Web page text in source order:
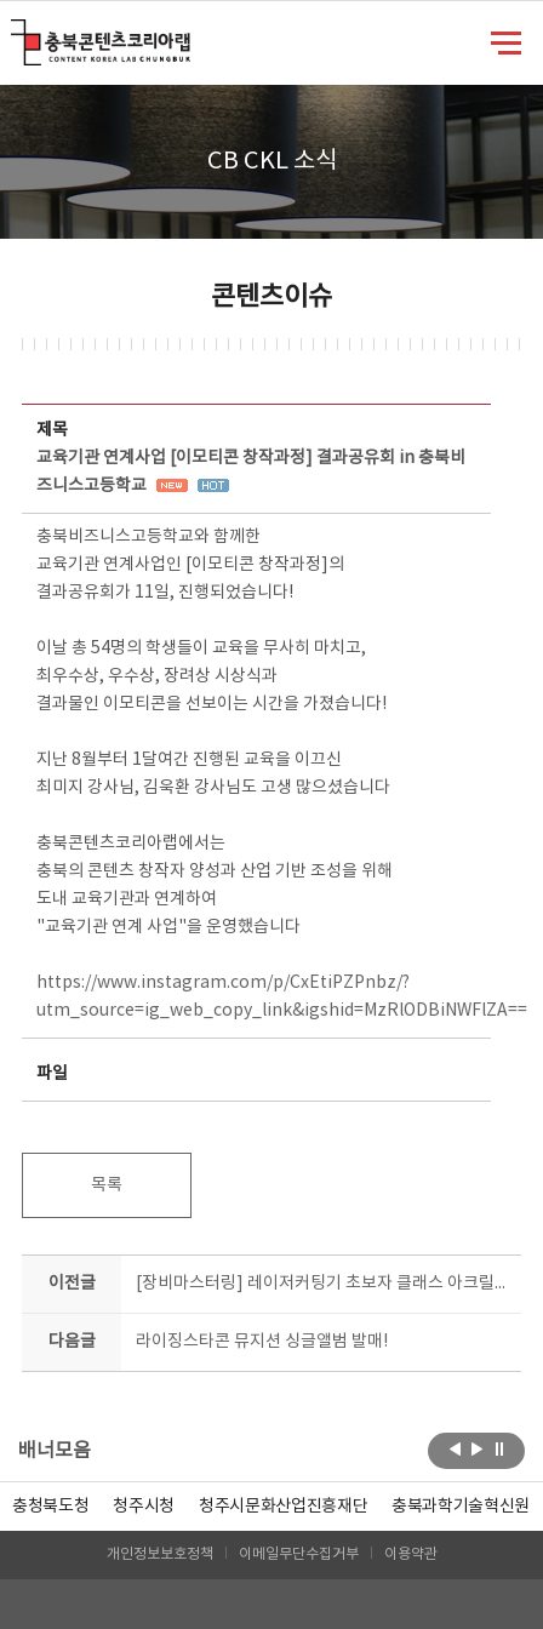
CB CKL 소식
콘텐츠이슈
제목
교육기관 연계사업 [이모티콘 창작과정] 결과공유회 in 충북비
즈니스고등학교
충북비즈니스고등학교와 함께한
교육기관 연계사업인 [이모티콘 창작과정]의
결과공유회가 11일, 진행되었습니다!
이날 총 54명의 학생들이 교육을 무사히 마치고,
최우수상, 우수상, 장려상 시상식과
결과물인 이모티콘을 선보이는 시간을 가졌습니다!
지난 8월부터 1달여간 진행된 교육을 이끄신
최미지 강사님, 김욱환 강사님도 고생 많으셨습니다
충북콘텐츠코리아랩에서는
충북의 콘텐츠 창작자 양성과 산업 기반 조성을 위해
도내 교육기관과 연계하여
"교육기관 연계 사업"을 운영했습니다
https://www.instagram.com/p/CxEtiPZPnbz/?
utm_source=ig_web_copy_link&igshid=MzRlODBiNWFlZA==
파일
목록
이전글 [장비마스터링] 레이저커팅기 초보자 클래스 아크릴키링 제작 체험 현장!
다음글 라이징스타콘 뮤지션 싱글앨범 발매!
배너모음
충청북도청 청주시청 청주시문화산업진흥재단 충북과학기술혁신원
개인정보보호정책 이메일무단수집거부 이용약관